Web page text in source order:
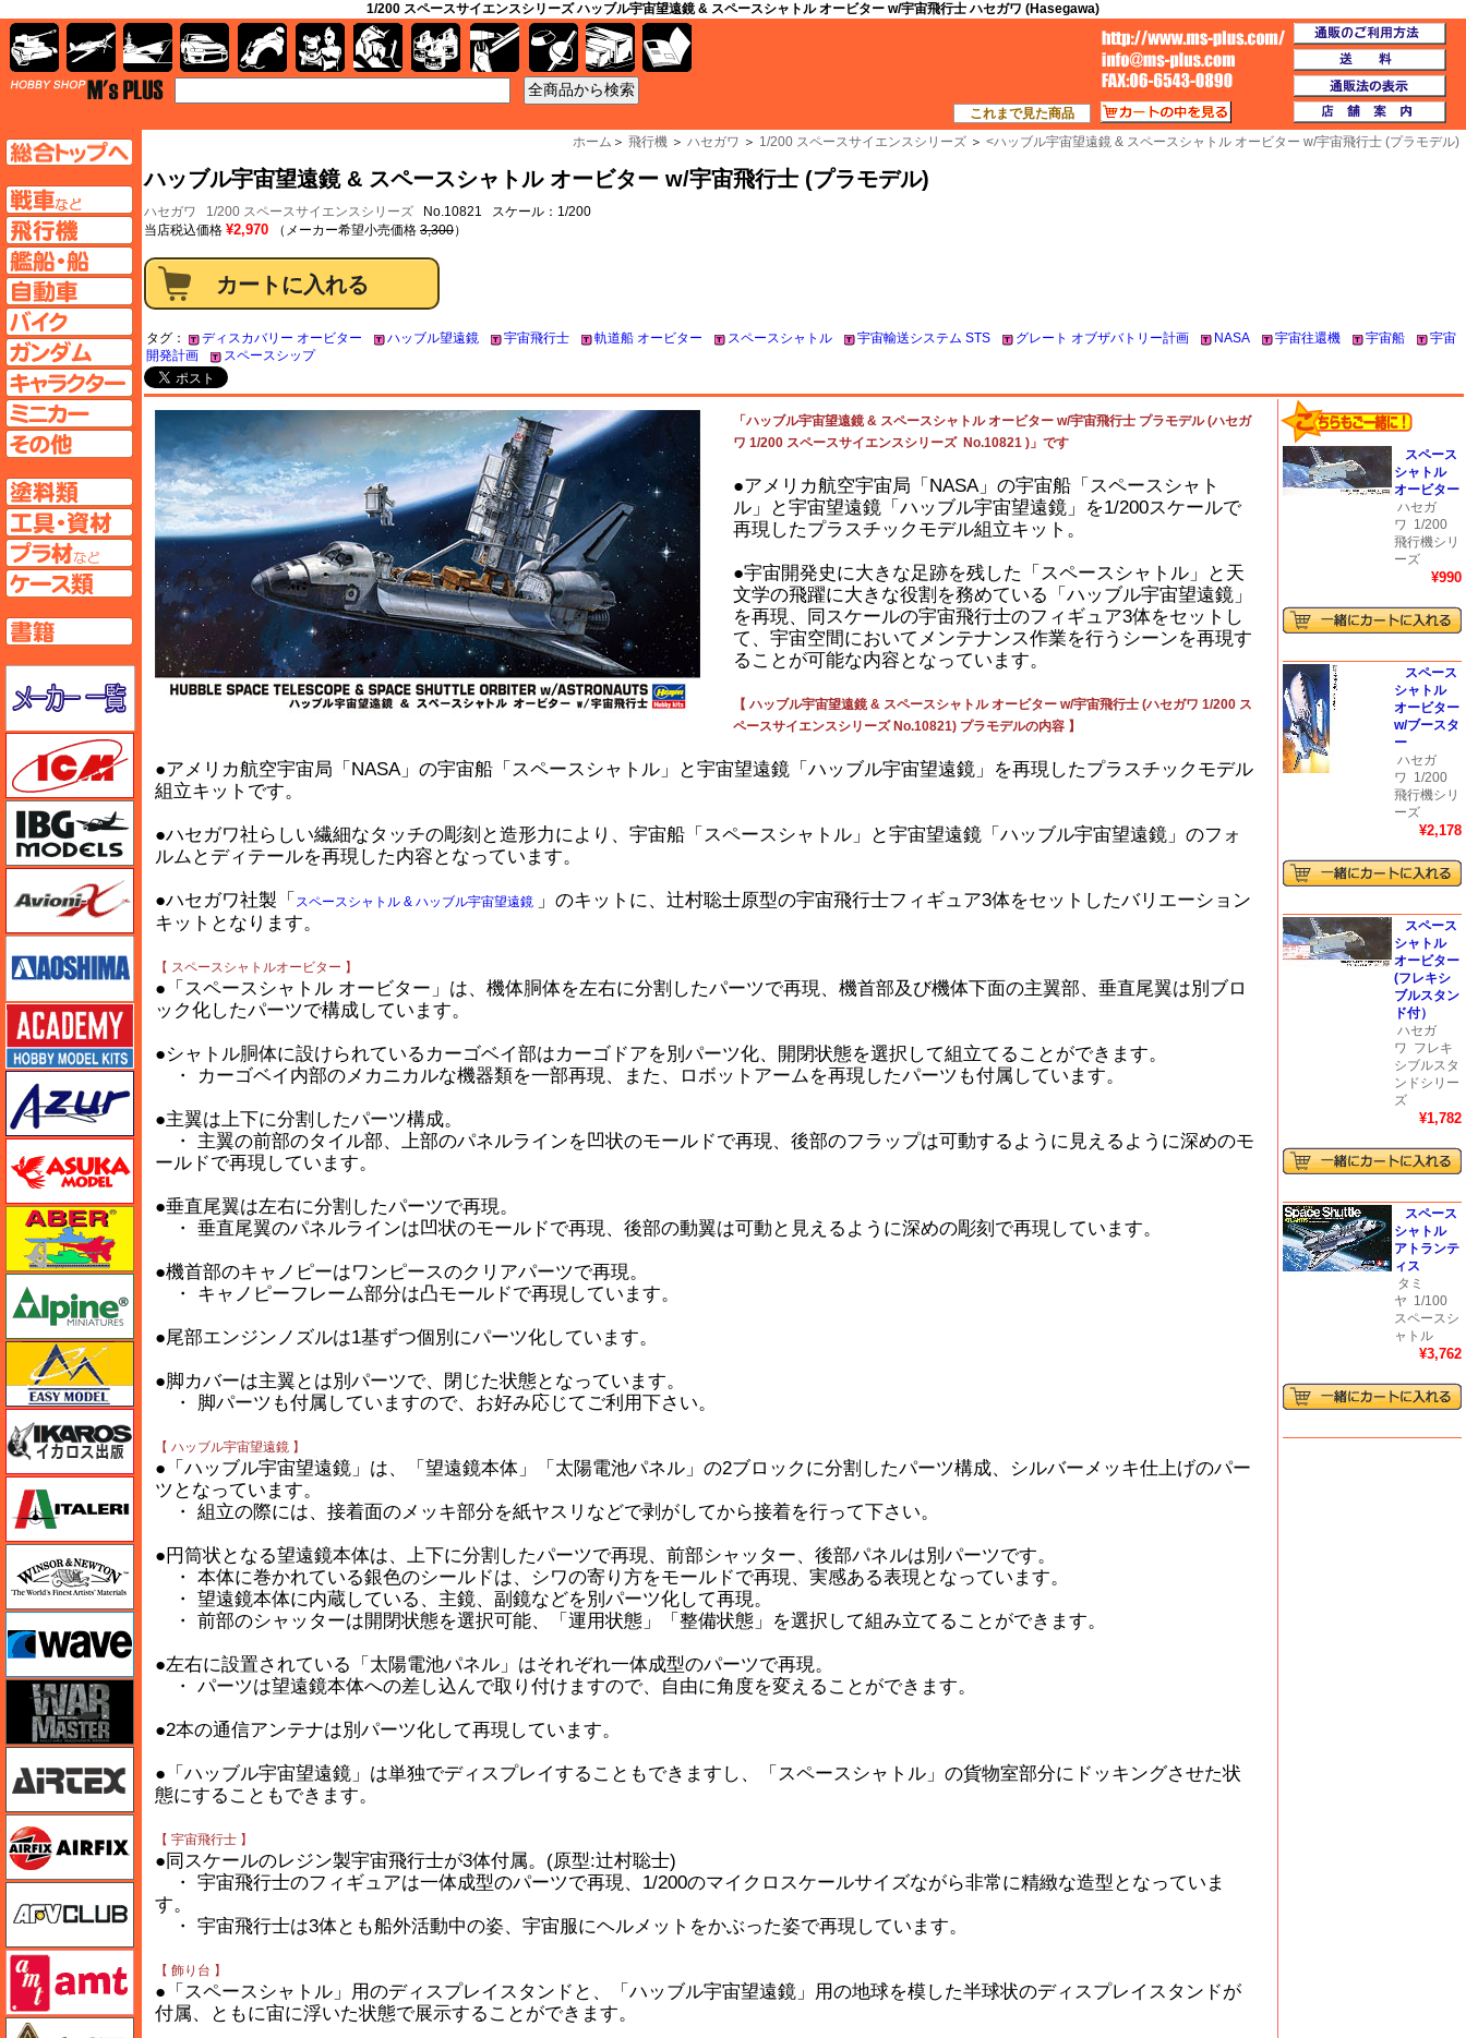
1/200 スペースサイエンスシリーズ ハッブル宇宙望遠鏡 & スペースシャトル オービター w/宇宙飛行士 ハセガワ (Hasegawa)
ホーム ＞ 飛行機 ＞ ハセガワ ＞ 1/200 スペースサイエンスシリーズ ＞ <ハッブル宇宙望遠鏡 & スペースシャトル オービター w/宇宙飛行士 (プラモデル)
ハッブル宇宙望遠鏡 & スペースシャトル オービター w/宇宙飛行士 (プラモデル)
ハセガワ 1/200 スペースサイエンスシリーズ No.10821 スケール：1/200
当店税込価格 ¥2,970 （メーカー希望小売価格 3,300）
タグ： ディスカバリー オービター ハッブル望遠鏡 宇宙飛行士 軌道船 オービター スペースシャトル 宇宙輸送システム STS グレート オブザバトリー計画 NASA 宇宙往還機 宇宙船
宇宙
開発計画
スペースシップ
「ハッブル宇宙望遠鏡 & スペースシャトル オービター w/宇宙飛行士 プラモデル (ハセガ
ワ 1/200 スペースサイエンスシリーズ No.10821 )」です
●アメリカ航空宇宙局「NASA」の宇宙船「スペースシャト
ル」と宇宙望遠鏡「ハッブル宇宙望遠鏡」を1/200スケールで
再現したプラスチックモデル組立キット。
●宇宙開発史に大きな足跡を残した「スペースシャトル」と天
文学の飛躍に大きな役割を務めている「ハッブル宇宙望遠鏡」
を再現、同スケールの宇宙飛行士のフィギュア3体をセットし
て、宇宙空間においてメンテナンス作業を行うシーンを再現す
ることが可能な内容となっています。
【 ハッブル宇宙望遠鏡 & スペースシャトル オービター w/宇宙飛行士 (ハセガワ 1/200 ス
ペースサイエンスシリーズ No.10821) プラモデルの内容 】
●アメリカ航空宇宙局「NASA」の宇宙船「スペースシャトル」と宇宙望遠鏡「ハッブル宇宙望遠鏡」を再現したプラスチックモデル
組立キットです。
●ハセガワ社らしい繊細なタッチの彫刻と造形力により、宇宙船「スペースシャトル」と宇宙望遠鏡「ハッブル宇宙望遠鏡」のフォ
ルムとディテールを再現した内容となっています。
●ハセガワ社製「 スペースシャトル & ハッブル宇宙望遠鏡
」のキットに、辻村聡士原型の宇宙飛行士フィギュア3体をセットしたバリエーション
キットとなります。
【 スペースシャトルオービター 】
●「スペースシャトル オービター」は、機体胴体を左右に分割したパーツで再現、機首部及び機体下面の主翼部、垂直尾翼は別ブロ
ック化したパーツで構成しています。
●シャトル胴体に設けられているカーゴベイ部はカーゴドアを別パーツ化、開閉状態を選択して組立てることができます。
・ カーゴベイ内部のメカニカルな機器類を一部再現、また、ロボットアームを再現したパーツも付属しています。
●主翼は上下に分割したパーツ構成。
・ 主翼の前部のタイル部、上部のパネルラインを凹状のモールドで再現、後部のフラップは可動するように見えるように深めのモ
ールドで再現しています。
●垂直尾翼は左右に分割したパーツで再現。
・ 垂直尾翼のパネルラインは凹状のモールドで再現、後部の動翼は可動と見えるように深めの彫刻で再現しています。
●機首部のキャノピーはワンピースのクリアパーツで再現。
・ キャノピーフレーム部分は凸モールドで再現しています。
●尾部エンジンノズルは1基ずつ個別にパーツ化しています。
●脚カバーは主翼とは別パーツで、閉じた状態となっています。
・ 脚パーツも付属していますので、お好み応じてご利用下さい。
【 ハッブル宇宙望遠鏡 】
●「ハッブル宇宙望遠鏡」は、「望遠鏡本体」「太陽電池パネル」の2ブロックに分割したパーツ構成、シルバーメッキ仕上げのパー
ツとなっています。
・ 組立の際には、接着面のメッキ部分を紙ヤスリなどで剥がしてから接着を行って下さい。
●円筒状となる望遠鏡本体は、上下に分割したパーツで再現、前部シャッター、後部パネルは別パーツです。
・ 本体に巻かれている銀色のシールドは、シワの寄り方をモールドで再現、実感ある表現となっています。
・ 望遠鏡本体に内蔵している、主鏡、副鏡などを別パーツ化して再現。
・ 前部のシャッターは開閉状態を選択可能、「運用状態」「整備状態」を選択して組み立てることができます。
●左右に設置されている「太陽電池パネル」はそれぞれ一体成型のパーツで再現。
・ パーツは望遠鏡本体への差し込んで取り付けますので、自由に角度を変えることができます。
●2本の通信アンテナは別パーツ化して再現しています。
●「ハッブル宇宙望遠鏡」は単独でディスプレイすることもできますし、「スペースシャトル」の貨物室部分にドッキングさせた状
態にすることもできます。
【 宇宙飛行士 】
●同スケールのレジン製宇宙飛行士が3体付属。(原型:辻村聡士)
・ 宇宙飛行士のフィギュアは一体成型のパーツで再現、1/200のマイクロスケールサイズながら非常に精緻な造型となっていま
す。
・ 宇宙飛行士は3体とも船外活動中の姿、宇宙服にヘルメットをかぶった姿で再現しています。
【 飾り台 】
●「スペースシャトル」用のディスプレイスタンドと、「ハッブル宇宙望遠鏡」用の地球を模した半球状のディスプレイスタンドが
付属、ともに宙に浮いた状態で展示することができます。
スペース
シャトル
オービター
ハセガ
ワ 1/200
飛行機シリ
ーズ
¥990
スペース
シャトル
オービター
w/ブースタ
ー
ハセガ
ワ 1/200
飛行機シリ
ーズ
¥2,178
スペース
シャトル
オービター
(フレキシ
ブルスタン
ド付）
ハセガ
ワ フレキ
シブルスタ
ンドシリー
ズ
¥1,782
スペース
シャトル
アトランテ
ィス
タミ
ヤ 1/100
スペースシ
ャトル
¥3,762
飛行機ページへ
艦船ページへ
自動車ページへ
ガンダムページへ
キャラクターページへ
ミニカーページへ
その他ページへ
塗料ページへ
工具ページへ
プラ材ページへ
ケースページへ
書籍ページへ
メーカー一覧のページはこちら
アカデミー
アズール
アスカモデル
アベール
アルパイン
イージーモデル
イタレリ
ウインザー＆ニュートン
ウェーブ
ウォーマスターズ
エース
AFV 飛行機 艦船 自動車 バイク キャラクターガンダム 塗料 工具 資材 ケース
これまで見た商品
カートの中を見る